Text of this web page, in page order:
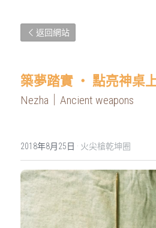
返回網站
築夢踏實 ‧ 點亮神桌
Nezha｜Ancient weapons
2018年8月25日 · 火尖槍乾坤圈